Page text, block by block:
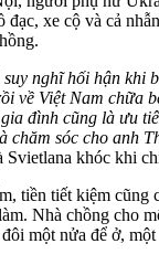
đạc, xe cộ và cả
nghĩ hối hận khi
về Việt Nam chữa
đình cũng là ưu
chăm sóc cho anh
Svietlana khóc khi
tiền tiết kiệm cũng
Nhà chồng cho
một nửa để ở, một